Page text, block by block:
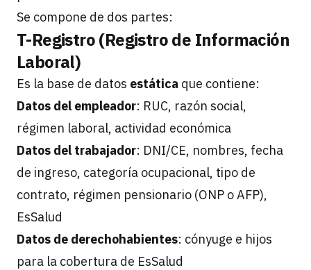
Se compone de dos partes:
T-Registro (Registro de Información
Laboral)
Es la base de datos estática que contiene:
Datos del empleador: RUC, razón social,
régimen laboral, actividad económica
Datos del trabajador: DNI/CE, nombres, fecha
de ingreso, categoría ocupacional, tipo de
contrato, régimen pensionario (ONP o AFP),
EsSalud
Datos de derechohabientes: cónyuge e hijos
para la cobertura de EsSalud